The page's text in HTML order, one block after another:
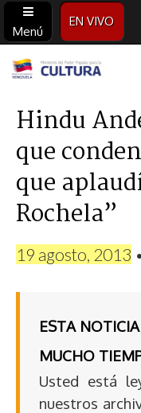
Menú
EN VIVO
Alba
96.3
FM
Hindu
que
que
Rochela”
19 agosto, 2013 •
ESTA
MUCHO
Usted está
nuestros